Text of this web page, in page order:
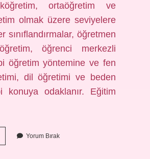
ortaöğretim ve
olmak üzere seviyelere
sınıflandırmalar, öğretmen
öğrenci merkezli
öğretim yöntemine ve fen
dil öğretimi ve beden
konuya odaklanır. Eğitim
Yorum Bırak